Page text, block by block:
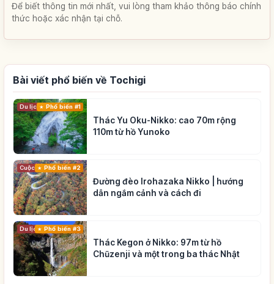
Để biết thông tin mới nhất, vui lòng tham khảo thông báo chính
thức hoặc xác nhận tại chỗ.
Bài viết phổ biến về Tochigi
Du lịch Phổ biến #1
Thác Yu Oku-Nikko: cao 70m rộng
110m từ hồ Yunoko
Cuộc sốngPhổ biến #2
Đường đèo Irohazaka Nikko | hướng
dẫn ngắm cảnh và cách đi
Du lịch Phổ biến #3
Thác Kegon ở Nikko: 97m từ hồ
Chūzenji và một trong ba thác Nhật